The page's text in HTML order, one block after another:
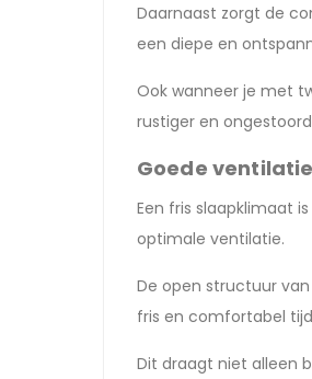
Daarnaast zorgt de
een diepe en
Ook wanneer je met
rustiger en
Goede
Een fris slaapklimaat
optimale ventilatie.
De open structuur
fris en comfortabel
Dit draagt niet alleen